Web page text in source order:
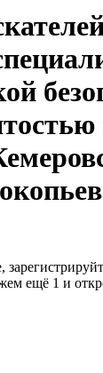
ещё 1 и